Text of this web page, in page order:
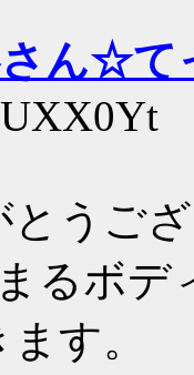
ん☆て
とうご
るボ
す。